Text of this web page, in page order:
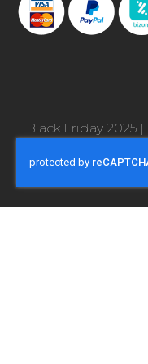
Black Friday 2025 |